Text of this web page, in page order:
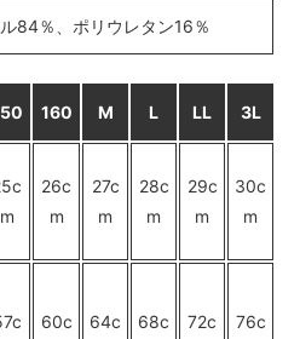
84％、ポリウレタン16％
160 M L LL 3L
m
26c
m
27c
m
28c
m
29c
m
30c
m
60c
64c
68c
72c
76c